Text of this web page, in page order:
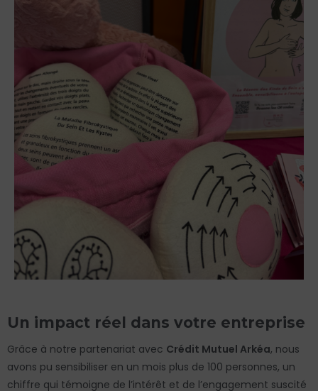
Un impact réel dans votre entreprise
Grâce à notre partenariat avec Crédit Mutuel Arkéa, nous
avons pu sensibiliser en un mois plus de 100 personnes, un
chiffre qui témoigne de l’intérêt et de l’engagement suscité